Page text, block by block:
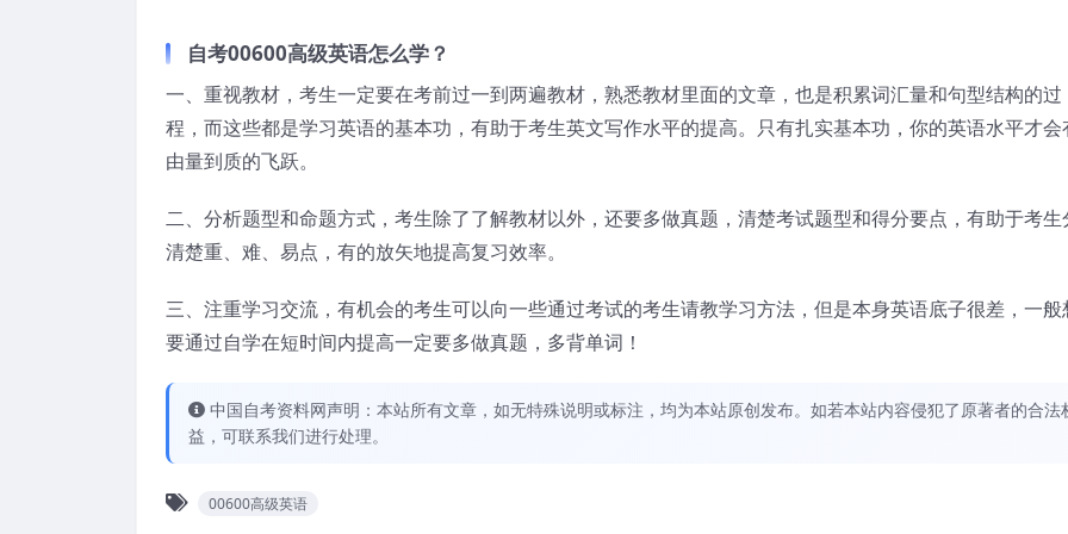
自考00600高级英语怎么学？
一、重视教材，考生一定要在考前过一到两遍教材，熟悉教材里面的文章，也是积累词汇量和句型结构的过
程，而这些都是学习英语的基本功，有助于考生英文写作水平的提高。只有扎实基本功，你的英语水平才会
由量到质的飞跃。
二、分析题型和命题方式，考生除了了解教材以外，还要多做真题，清楚考试题型和得分要点，有助于考生
清楚重、难、易点，有的放矢地提高复习效率。
三、注重学习交流，有机会的考生可以向一些通过考试的考生请教学习方法，但是本身英语底子很差，一般
要通过自学在短时间内提高一定要多做真题，多背单词！
中国自考资料网声明：本站所有文章，如无特殊说明或标注，均为本站原创发布。如若本站内容侵犯了原著者的合法
益，可联系我们进行处理。
00600高级英语